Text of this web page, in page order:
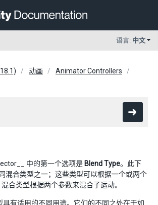
语言: 中文
动画
Animator Controllers
中的第一个选项是 Blend Type。此下
混合类型之一；这些类型可以根据一个或两个
合类型根据两个参数来混合子运动。
具有适用的不同用途。它们的不同之处在于如